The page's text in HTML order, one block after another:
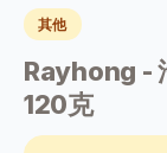
其他
Rayhong -
120克